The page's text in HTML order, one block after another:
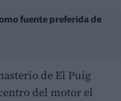
fuente preferida de
de El Puig
del motor el